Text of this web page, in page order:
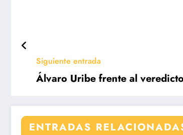
Siguiente entrada
Álvaro Uribe frente al
ENTRADAS